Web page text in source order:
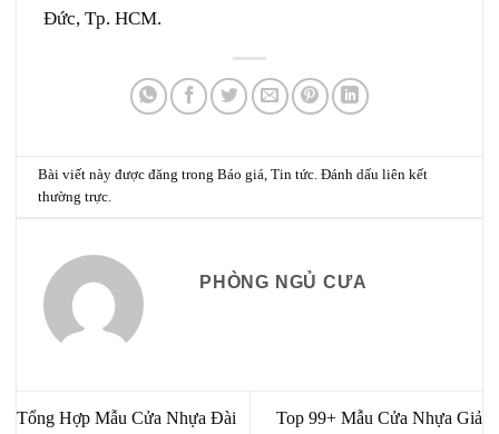
Đức, Tp. HCM.
Bài viết này được đăng trongBáo giá,Tin tức. Đánh dấuliên kết
thường trực.
PHÒNG NGỦ CƯA
Tổng Hợp Mẫu Cửa Nhựa Đài
Top 99+ Mẫu Cửa Nhựa Giả